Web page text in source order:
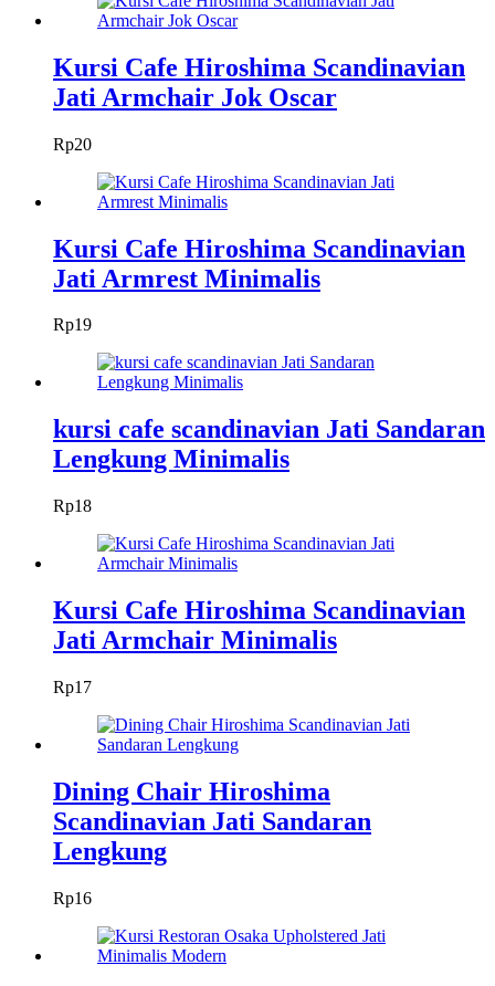
Kursi Cafe Hiroshima Scandinavian
Jati Armchair Jok Oscar
Rp20
Kursi Cafe Hiroshima Scandinavian
Jati Armrest Minimalis
Rp19
kursi cafe scandinavian Jati Sandaran
Lengkung Minimalis
Rp18
Kursi Cafe Hiroshima Scandinavian
Jati Armchair Minimalis
Rp17
Dining Chair Hiroshima
Scandinavian Jati Sandaran
Lengkung
Rp16